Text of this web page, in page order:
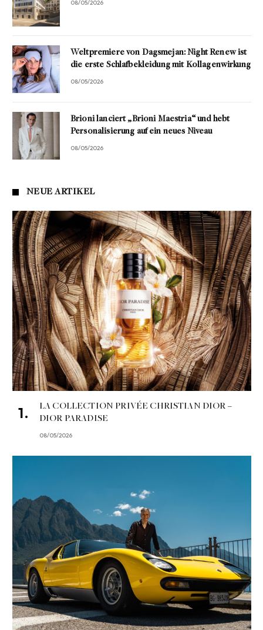
08/05/2026
Weltpremiere von Dagsmejan: Night Renew ist
die erste Schlafbekleidung mit Kollagenwirkung
08/05/2026
Brioni lanciert „Brioni Maestria“ und hebt
Personalisierung auf ein neues Niveau
08/05/2026
NEUE ARTIKEL
LA COLLECTION PRIVÉE CHRISTIAN DIOR –
DIOR PARADISE
08/05/2026